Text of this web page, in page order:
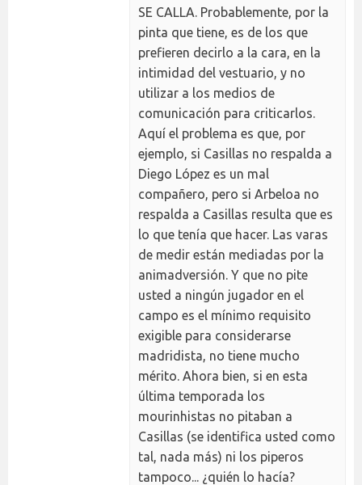
SE CALLA. Probablemente, por la
pinta que tiene, es de los que
prefieren decirlo a la cara, en la
intimidad del vestuario, y no
utilizar a los medios de
comunicación para criticarlos.
Aquí el problema es que, por
ejemplo, si Casillas no respalda a
Diego López es un mal
compañero, pero si Arbeloa no
respalda a Casillas resulta que es
lo que tenía que hacer. Las varas
de medir están mediadas por la
animadversión. Y que no pite
usted a ningún jugador en el
campo es el mínimo requisito
exigible para considerarse
madridista, no tiene mucho
mérito. Ahora bien, si en esta
última temporada los
mourinhistas no pitaban a
Casillas (se identifica usted como
tal, nada más) ni los piperos
tampoco... ¿quién lo hacía?